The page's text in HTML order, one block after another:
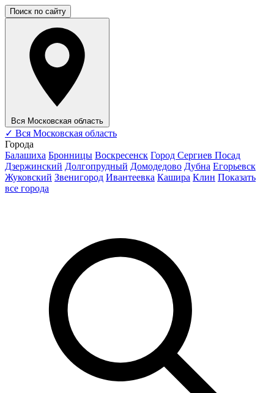
Поиск по сайту
Вся Московская область
✓ Вся Московская область
Города
Балашиха Бронницы Воскресенск Город Сергиев Посад
Дзержинский Долгопрудный Домодедово Дубна Егорьевск
Жуковский Звенигород Ивантеевка Кашира Клин Показать
все города